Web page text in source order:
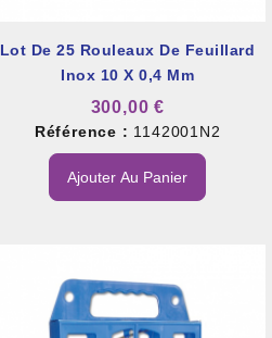
Lot De 25 Rouleaux De Feuillard
Inox 10 X 0,4 Mm
300,00 €
Référence : 1142001N2
Ajouter Au Panier